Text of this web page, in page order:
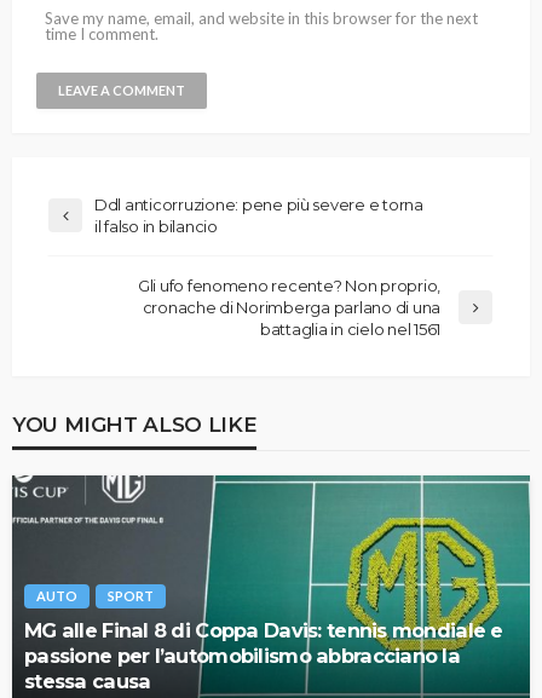
Save my name, email, and website in this browser for the next
time I comment.
Ddl anticorruzione: pene più severe e torna
il falso in bilancio
Gli ufo fenomeno recente? Non proprio,
cronache di Norimberga parlano di una
battaglia in cielo nel 1561
YOU MIGHT ALSO LIKE
AUTO SPORT
MG alle Final 8 di Coppa Davis: tennis mondiale e
passione per l’automobilismo abbracciano la
stessa causa